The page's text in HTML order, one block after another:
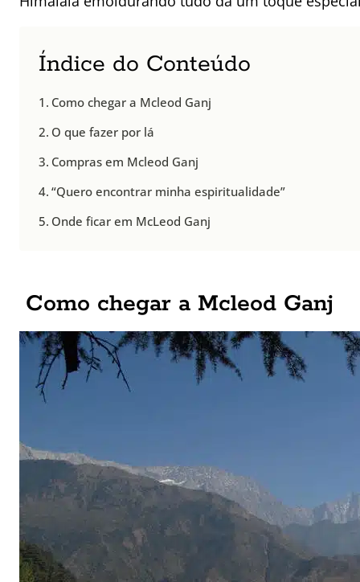
Índice do Conteúdo
Como chegar a Mcleod Ganj
O que fazer por lá
Compras em Mcleod Ganj
“Quero encontrar minha espiritualidade”
Onde ficar em McLeod Ganj
Como chegar a Mcleod Ganj